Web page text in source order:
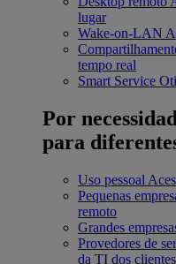
lugar
Wake-on-LAN
tempo real
Smart Service
Por
para
Uso pessoal
Pequenas
remoto
Grandes
Provedores de
da TI dos clientes